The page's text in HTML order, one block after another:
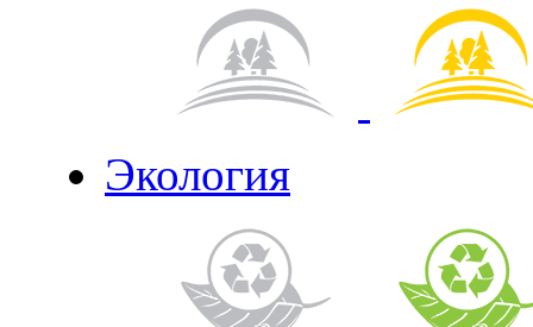
Экология